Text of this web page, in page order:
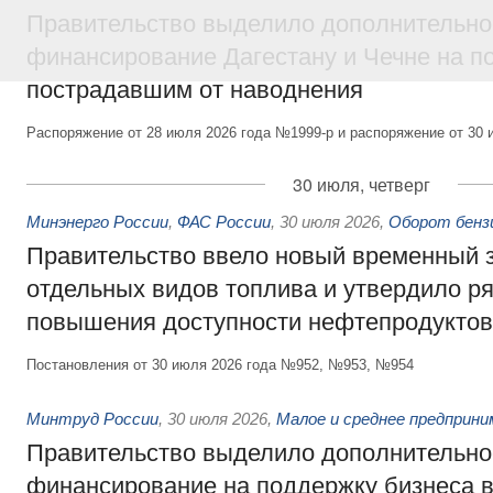
Правительство выделило
финансирование Дагестану и Чечне на
пострадавшим от наводнения
Распоряжение от 28 июля 2026 года №1999-р и распоряжение от
30 июля, четверг
Минэнерго России, ФАС России, 30 июля 2026, Оборот
Правительство ввело новый временный
отдельных видов топлива и утвердило
повышения доступности нефтепродуктов
Постановления от 30 июля 2026 года №952, №953, №954
Минтруд России, 30 июля 2026, Малое и среднее
Правительство выделило
финансирование на поддержку бизнеса